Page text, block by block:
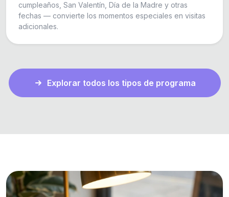
cumpleaños, San Valentín, Día de la Madre y otras
fechas — convierte los momentos especiales en visitas
adicionales.
Explorar todos los tipos de programa